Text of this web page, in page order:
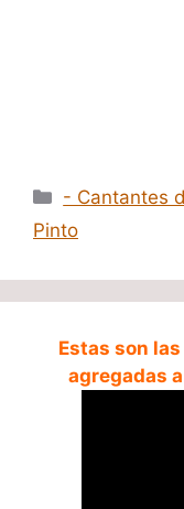
Categorías
- Cantantes
Pinto
Estas son
agregadas